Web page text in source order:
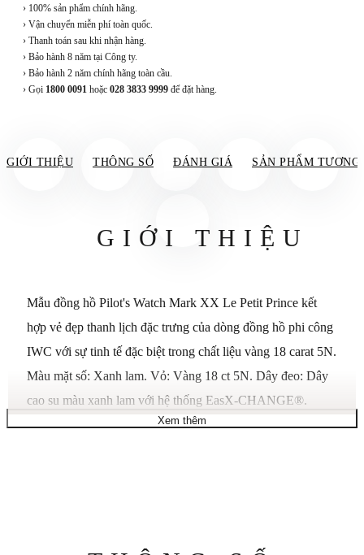
› 100% sản phẩm chính hãng.
› Vận chuyển miễn phí toàn quốc.
› Thanh toán sau khi nhận hàng.
› Bảo hành 8 năm tại Công ty.
› Bảo hành 2 năm chính hãng toàn cầu.
› Gọi 1800 0091 hoặc 028 3833 9999 để đặt hàng.
GIỚI THIỆU THÔNG SỐ ĐÁNH GIÁ SẢN PHẨM TƯƠNG
GIỚI THIỆU
Mẫu đồng hồ Pilot's Watch Mark XX Le Petit Prince kết
hợp vẻ đẹp thanh lịch đặc trưng của dòng đồng hồ phi công
IWC với sự tinh tế đặc biệt trong chất liệu vàng 18 carat 5N.
Màu mặt số: Xanh lam. Vỏ: Vàng 18 ct 5N. Dây đeo: Dây
cao su màu xanh lam với hệ thống EasX-CHANGE®.
Đường kính: 40 mm. Bộ máy: Tự động, lên dây cót, do
CHANGE®. Chiều rộng dây đeo: 20 mm. Chiều rộng
Xem thêm